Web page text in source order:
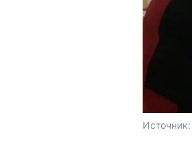
Источник: